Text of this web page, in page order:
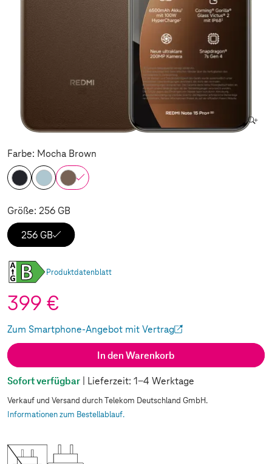
Farbe: Mocha Brown
Größe: 256 GB
256 GB
Produktdatenblatt
399 €
Zum Smartphone-Angebot mit Vertrag
(Wird in einem neuen Tab geöffnet)
In den Warenkorb
Sofort verfügbar | Lieferzeit: 1-4 Werktage
Verkauf und Versand durch Telekom Deutschland GmbH.
Informationen zum Bestellablauf.